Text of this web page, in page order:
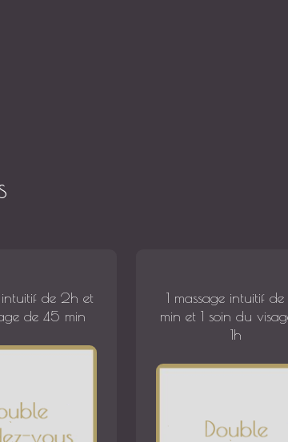
intuitif de 2h et
de 45 min
1 massage intuitif
min et 1 soin du
1h